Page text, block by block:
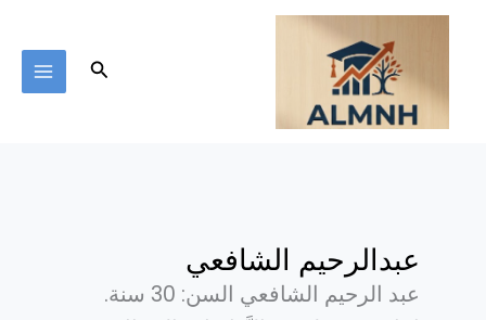
تخطي
البحث
عبدالرحيم الشافعي
عبد الرحيم الشافعي السن: 30 سنة.